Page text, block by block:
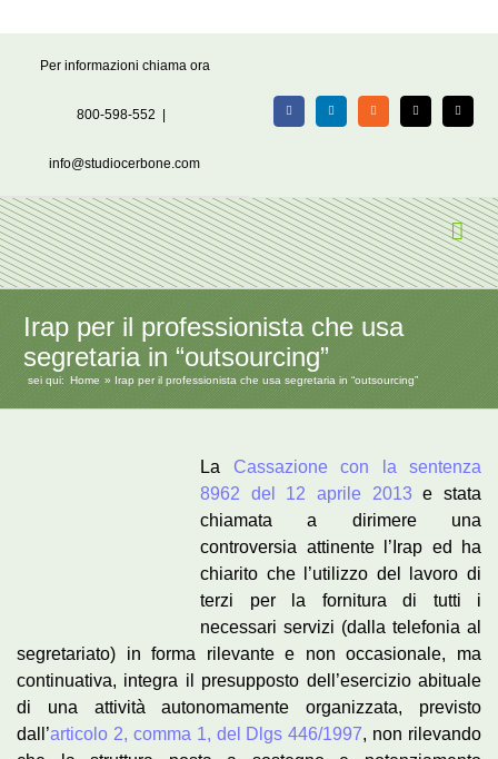
Per informazioni chiama ora
800-598-552
info@studiocerbone.com
FacebookLinkedIn Rss X Email
Irap per il professionista che usa
segretaria in “outsourcing”
sei qui: Home Irap per il professionista che usa segretaria in “outsourcing”
La Cassazione con la sentenza
8962 del 12 aprile 2013 e stata
chiamata a dirimere una
controversia attinente l’Irap ed ha
chiarito che l’utilizzo del lavoro di
terzi per la fornitura di tutti i
necessari servizi (dalla telefonia al
segretariato) in forma rilevante e non occasionale, ma
continuativa, integra il presupposto dell’esercizio abituale
di una attività autonomamente organizzata, previsto
dall’articolo 2, comma 1, del Dlgs 446/1997, non rilevando